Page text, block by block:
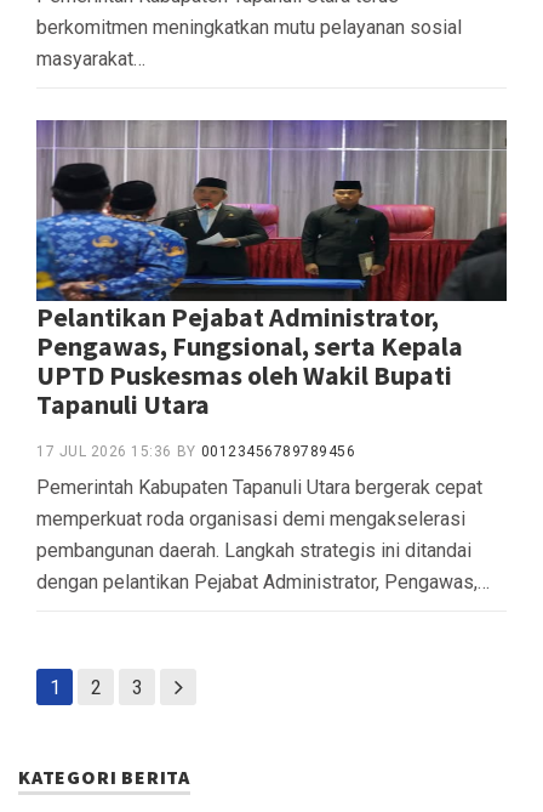
berkomitmen meningkatkan mutu pelayanan sosial
masyarakat…
Pelantikan Pejabat Administrator,
Pengawas, Fungsional, serta Kepala
UPTD Puskesmas oleh Wakil Bupati
Tapanuli Utara
17 JUL 2026 15:36 BY 00123456789789456
Pemerintah Kabupaten Tapanuli Utara bergerak cepat
memperkuat roda organisasi demi mengakselerasi
pembangunan daerah. Langkah strategis ini ditandai
dengan pelantikan Pejabat Administrator, Pengawas,…
1 2 3
KATEGORI BERITA